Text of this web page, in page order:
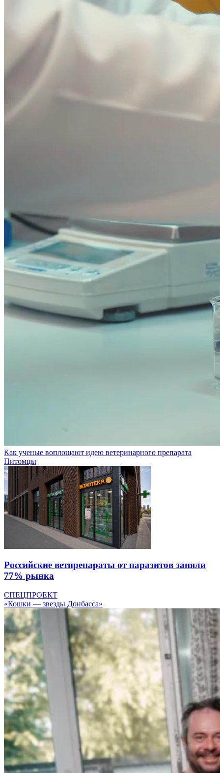
Как ученые воплощают идею ветеринарного препарата
Питомцы
Российские ветпрепараты от паразитов заняли
77% рынка
СПЕЦПРОЕКТ
«Кошки — звезды Донбасса»